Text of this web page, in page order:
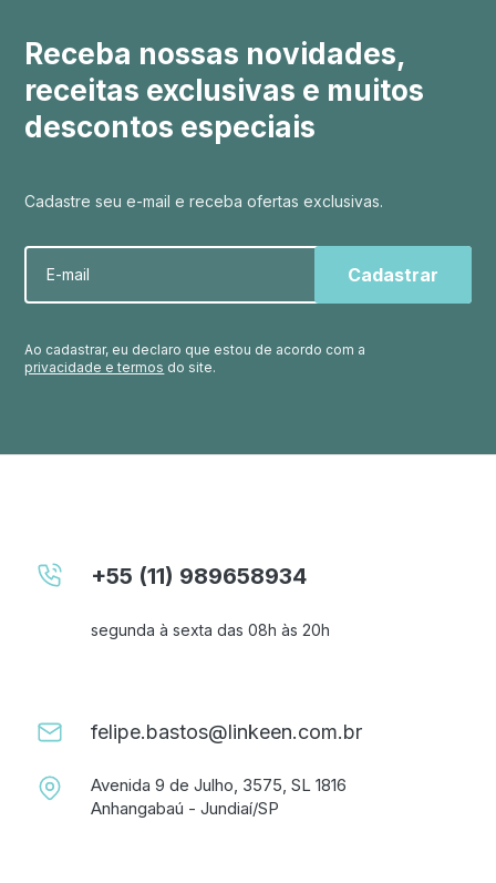
Receba nossas novidades,
receitas exclusivas e muitos
descontos especiais
Cadastre seu e-mail e receba ofertas exclusivas.
E-mail
Ao cadastrar, eu declaro que estou de acordo com a
privacidade e termos do site.
+55 (11) 989658934
segunda à sexta das 08h às 20h
felipe.bastos@linkeen.com.br
Avenida 9 de Julho, 3575, SL 1816
Anhangabaú - Jundiaí/SP